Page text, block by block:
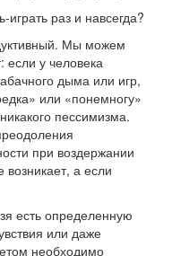
играть раз и навсегда?
Мы можем
если у человека
дыма или игр,
» или «понемногу»
пессимизма.
при воздержании
возникает, а если
есть определенную
или даже
необходимо